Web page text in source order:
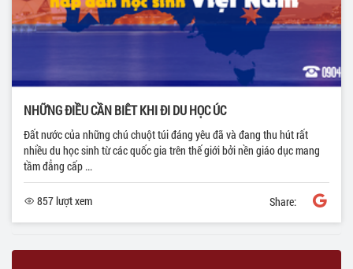
NHỮNG ĐIỀU CẦN BIÊT KHI ĐI DU HỌC ÚC
Đất nước của những chú chuột túi đáng yêu đã và đang thu hút rất
nhiều du học sinh từ các quốc gia trên thế giới bởi nền giáo dục mang
tầm đẳng cấp ...
857 lượt xem Share: